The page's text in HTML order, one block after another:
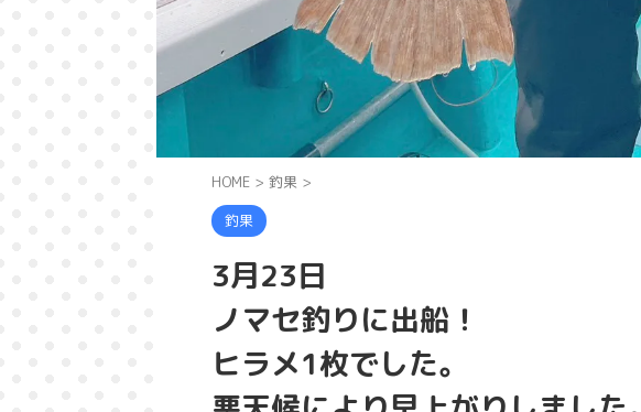
HOME > 釣果 >
釣果
3月23日
ノマセ釣りに出船！
ヒラメ1枚でした。